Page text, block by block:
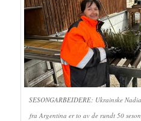
SESONGARBEIDERE: Ukrainske
fra Argentina er to av de rundt 50